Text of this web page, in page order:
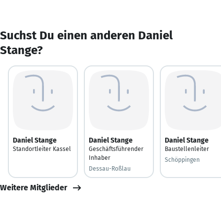
Suchst Du einen anderen Daniel
Stange?
Daniel Stange
Standortleiter Kassel
Daniel Stange
Geschäftsführender
Inhaber
Dessau-Roßlau
Daniel Stange
Baustellenleiter
Schöppingen
Weitere Mitglieder